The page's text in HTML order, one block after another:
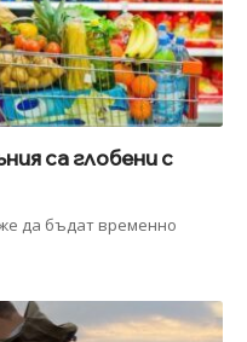
са глобени с
да бъдат временно